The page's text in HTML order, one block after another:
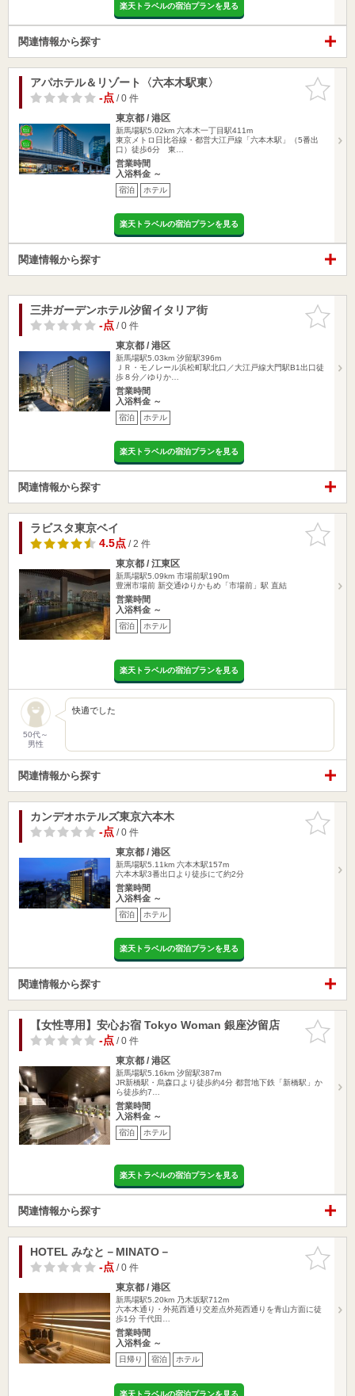
楽天トラベルの宿泊プランを見る
関連情報から探す
お気に入
りに追加
アパホテル＆リゾート〈六本木駅東〉
-点/ 0 件
東京都 / 港区
新馬場駅5.02km 六本木一丁目駅411m
東京メトロ日比谷線・都営大江戸線「六本木駅」（5番出
口）徒歩6分 東…
営業時間
入浴料金 ～
宿泊 ホテル
楽天トラベルの宿泊プランを見る
関連情報から探す
お気に入
りに追加
三井ガーデンホテル汐留イタリア街
-点/ 0 件
東京都 / 港区
新馬場駅5.03km 汐留駅396m
ＪＲ・モノレール浜松町駅北口／大江戸線大門駅B1出口徒
歩８分／ゆりか…
営業時間
入浴料金 ～
宿泊 ホテル
楽天トラベルの宿泊プランを見る
関連情報から探す
お気に入
りに追加
ラビスタ東京ベイ
4.5点/ 2 件
東京都 / 江東区
新馬場駅5.09km 市場前駅190m
豊洲市場前 新交通ゆりかもめ「市場前」駅 直結
営業時間
入浴料金 ～
宿泊 ホテル
楽天トラベルの宿泊プランを見る
50代～
男性
快適でした
関連情報から探す
お気に入
りに追加
カンデオホテルズ東京六本木
-点/ 0 件
東京都 / 港区
新馬場駅5.11km 六本木駅157m
六本木駅3番出口より徒歩にて約2分
営業時間
入浴料金 ～
宿泊 ホテル
楽天トラベルの宿泊プランを見る
関連情報から探す
お気に入
りに追加
【女性専用】安心お宿 Tokyo Woman 銀座汐留店
-点/ 0 件
東京都 / 港区
新馬場駅5.16km 汐留駅387m
JR新橋駅・烏森口より徒歩約4分 都営地下鉄「新橋駅」か
ら徒歩約7…
営業時間
入浴料金 ～
宿泊 ホテル
楽天トラベルの宿泊プランを見る
関連情報から探す
お気に入
りに追加
HOTEL みなと－MINATO－
-点/ 0 件
東京都 / 港区
新馬場駅5.20km 乃木坂駅712m
六本木通り・外苑西通り交差点外苑西通りを青山方面に徒
歩1分 千代田…
営業時間
入浴料金 ～
日帰り 宿泊 ホテル
楽天トラベルの宿泊プランを見る